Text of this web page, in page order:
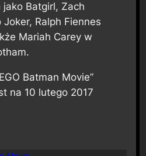
jako Batgirl, Zach
Ralph Fiennes
Mariah Carey w
Batman Movie”
na 10 lutego 2017